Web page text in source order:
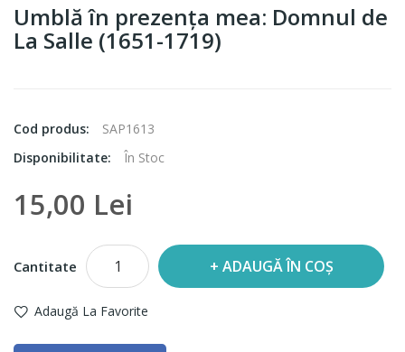
Umblă în prezența mea: Domnul de
La Salle (1651-1719)
Cod produs:
SAP1613
Disponibilitate:
În Stoc
15,00 Lei
Cantitate ADAUGĂ ÎN COȘ
Adaugă La Favorite